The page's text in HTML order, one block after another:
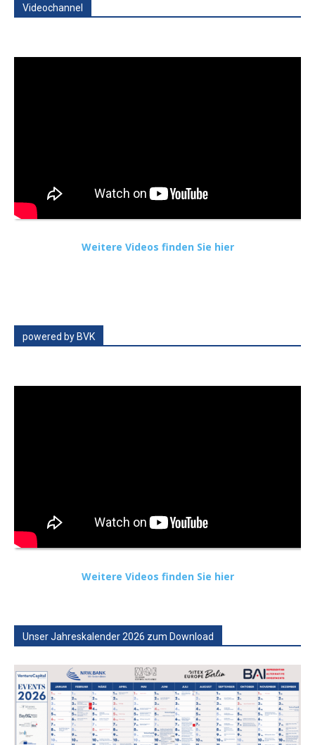
Videochannel
Weitere Videos finden Sie hier
powered by BVK
Weitere Videos finden Sie hier
Unser Jahreskalender 2026 zum Download